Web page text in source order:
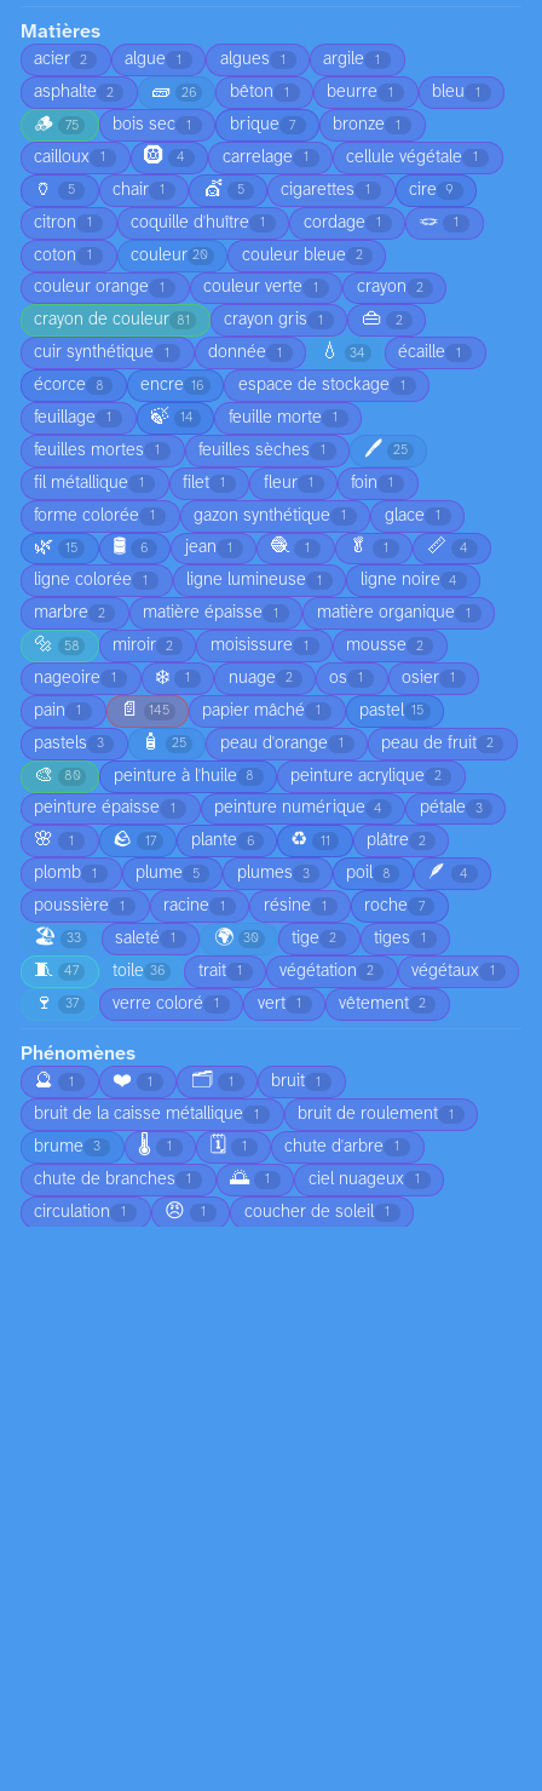
Matières
acier 2 algue 1 algues 1 argile 1
asphalte 2 🧱 26 bêton 1 beurre 1 bleu 1
🪵 75 bois sec 1 brique 7 bronze 1
cailloux 1 🛞 4 carrelage 1 cellule végétale 1
🏺 5 chair 1 💇 5 cigarettes 1 cire 9
citron 1 coquille d'huître 1 cordage 1 🪢 1
coton 1 couleur 20 couleur bleue 2
couleur orange 1 couleur verte 1 crayon 2
crayon de couleur 81 crayon gris 1 👜 2
cuir synthétique 1 donnée 1 💧 34 écaille 1
écorce 8 encre 16 espace de stockage 1
feuillage 1 🍃 14 feuille morte 1
feuilles mortes 1 feuilles sèches 1 🖊️ 25
fil métallique 1 filet 1 fleur 1 foin 1
forme colorée 1 gazon synthétique 1 glace 1
🌿 15 🛢️ 6 jean 1 🧶 1 🥬 1 📏 4
ligne colorée 1 ligne lumineuse 1 ligne noire 4
marbre 2 matière épaisse 1 matière organique 1
🔩 58 miroir 2 moisissure 1 mousse 2
nageoire 1 ❄️ 1 nuage 2 os 1 osier 1
pain 1 📄 145 papier mâché 1 pastel 15
pastels 3 🧴 25 peau d'orange 1 peau de fruit 2
🎨 80 peinture à l'huile 8 peinture acrylique 2
peinture épaisse 1 peinture numérique 4 pétale 3
🌸 1 🪨 17 plante 6 ♻️ 11 plâtre 2
plomb 1 plume 5 plumes 3 poil 8 🪶 4
poussière 1 racine 1 résine 1 roche 7
🏖️ 33 saleté 1 🌍 30 tige 2 tiges 1
🧵 47 toile 36 trait 1 végétation 2 végétaux 1
🍷 37 verre coloré 1 vert 1 vêtement 2
Phénomènes
🔮
1 ❤️ 1 🗂️ 1 bruit 1
bruit de la caisse métallique 1 bruit de roulement 1
brume 3 🌡️ 1 🗓️ 1 chute d'arbre 1
chute de branches 1 🌅 1 ciel nuageux 1
circulation 1 😠 1 coucher de soleil 1